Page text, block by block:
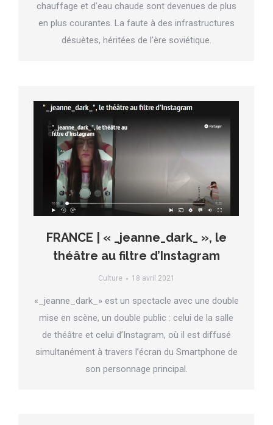
chauffage et d’eau chaude sont devenues de plus
en plus courantes. La faute à des infrastructures
désuètes, héritées de l’ère soviétique.
FRANCE | « _jeanne_dark_ », le
théâtre au filtre d’Instagram
Culture 18 avril 2021
«_jeanne_dark_» est un spectacle avec une double
mise en scène, un double public : celui de la salle
de théâtre et celui d’Instagram, où il est diffusé
simultanément à travers l’écran du Smartphone de
son personnage principal.